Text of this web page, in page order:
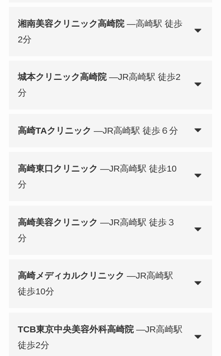
湘南美容クリニック高崎院—高崎駅 徒歩
2分
城本クリニック高崎院—JR高崎駅 徒歩2
分
高崎TAクリニック —JR高崎駅 徒歩６分
高崎東口クリニック —JR高崎駅 徒歩10
分
高崎美容クリニック —JR高崎駅 徒歩３
分
高崎メディカルクリニック —JR高崎駅
徒歩10分
TCB東京中央美容外科高崎院—JR高崎駅
徒歩2分